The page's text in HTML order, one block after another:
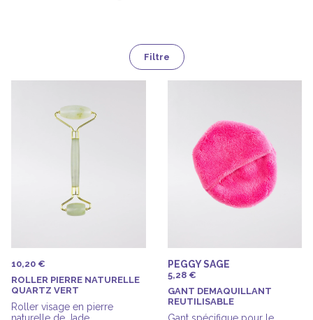
Filtre
10,20 €
ROLLER PIERRE NATURELLE
QUARTZ VERT
Roller visage en pierre
PEGGY SAGE
5,28 €
GANT DEMAQUILLANT
REUTILISABLE